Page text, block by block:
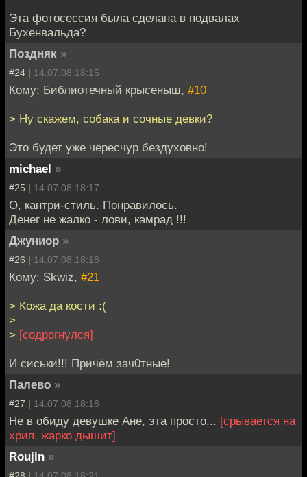
Эта фотосессия была сделана в подвалах
Бухенвальда?
Поздняк »
#24 | 14.07.08 18:15
Кому: Библиотечный крысеныш, #10
> Ну скажем, собака и сочные девки?
Это будет уже чересчур бездуховно!
michael »
#25 | 14.07.08 18:17
О, кантри-стиль. Понравилось.
Денег не жалко - лови, камрад !!!
Джуниор »
#26 | 14.07.08 18:18
Кому: Skwiz, #21
> Кожа да кости :(
>
> [содрогнулся]
И сиськи!!! Причём зач0тные!
Палево »
#27 | 14.07.08 18:18
Не в обиду девушке Ане, эта просто... [срывается на
хрип, жарко дышит]
Roujin »